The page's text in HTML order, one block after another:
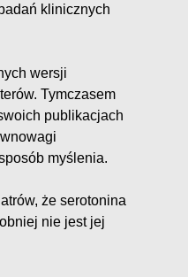
klinicznych
wersji
Tymczasem
publikacjach
myślenia.
że serotonina
nie jest jej